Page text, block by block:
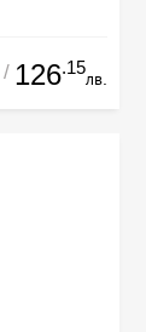
/ 126.15
лв.